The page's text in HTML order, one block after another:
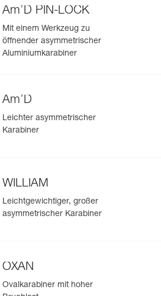
Am’D PIN-LOCK
Mit einem Werkzeug zu
öffnender asymmetrischer
Aluminiumkarabiner
Am’D
Leichter asymmetrischer
Karabiner
WILLIAM
Leichtgewichtiger, großer
asymmetrischer Karabiner
OXAN
Ovalkarabiner mit hoher